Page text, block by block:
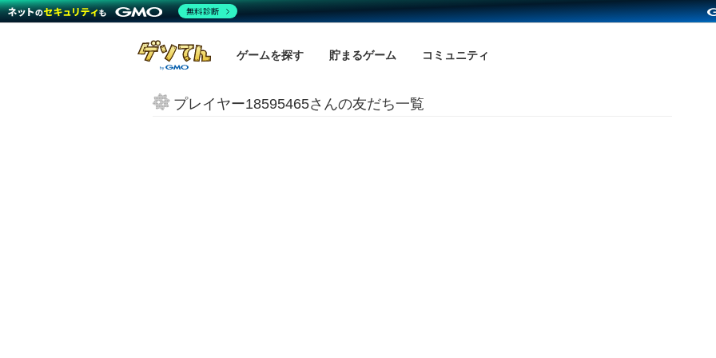
ゲームを探す 貯まるゲーム コミュニティ
プレイヤー18595465さんの友だち一覧
無料診断